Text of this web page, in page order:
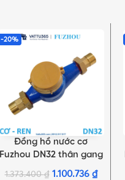
-20%
THÊM VÀO GIỎ HÀNG
Đồng hồ nước cơ
Fuzhou DN32 thân gang
| Chính hãng
1.373.400₫ 1.100.736 ₫